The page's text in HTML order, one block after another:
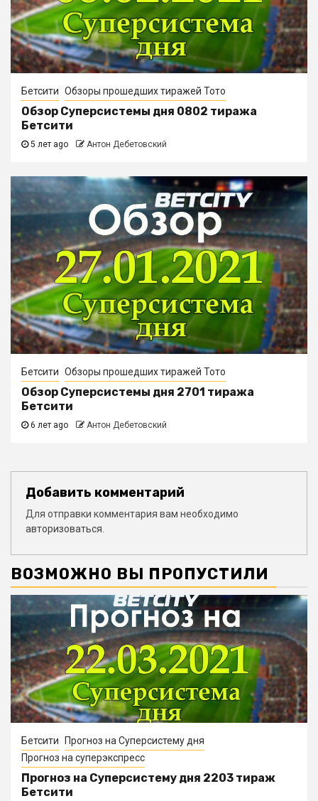
Бетсити Обзоры прошедших тиражей Тото
Обзор Суперсистемы дня 0802 тиража
Бетсити
5 лет ago Антон Дебетовский
Бетсити Обзоры прошедших тиражей Тото
Обзор Суперсистемы дня 2701 тиража
Бетсити
6 лет ago Антон Дебетовский
Добавить комментарий
Для отправки комментария вам необходимо
авторизоваться
ВОЗМОЖНО ВЫ ПРОПУСТИЛИ
Бетсити
Прогноз на Суперсистему дня
Прогноз на суперэкспресс
Прогноз на Суперсистему дня 2203 тираж
Бетсити